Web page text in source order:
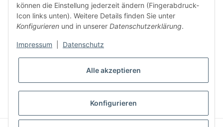
können die Einstellung jederzeit ändern (Fingerabdruck-
Icon links unten). Weitere Details finden Sie unter
Konfigurieren und in unserer Datenschutzerklärung.
Impressum Datenschutz
Alle akzeptieren
Konfigurieren
Gesetzliche Informationen
* Alle Preise inkl. gesetzlicher USt., zzgl.
VERTRAG WIDERRUFEN